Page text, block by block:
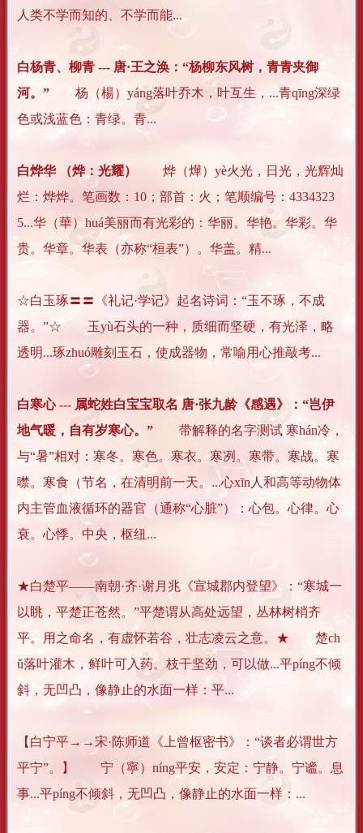
人类不学而知的、不学而能...
白杨青、柳青 --- 唐·王之涣：“杨柳东风树，青青夹御
河。” 杨（楊）yáng落叶乔木，叶互生，...青qīng深绿
色或浅蓝色：青绿。青...
白烨华 （烨：光耀）
烨（燁）yè火光，日光，光辉灿
烂：烨烨。笔画数：10；部首：火；笔顺编号：4334323
5...华（華）huá美丽而有光彩的：华丽。华艳。华彩。华
贵。华章。华表（亦称“桓表”）。华盖。精...
☆白玉琢〓〓《礼记·学记》起名诗词：“玉不琢，不成
器。”☆ 玉yù石头的一种，质细而坚硬，有光泽，略
透明...琢zhuó雕刻玉石，使成器物，常喻用心推敲考...
白寒心 --- 属蛇姓白宝宝取名 唐·张九龄《感遇》：“岂伊
地气暖，自有岁寒心。” 带解释的名字测试 寒hán冷，
与“暑”相对：寒冬。寒色。寒衣。寒冽。寒带。寒战。寒
噤。寒食（节名，在清明前一天。...心xīn人和高等动物体
内主管血液循环的器官（通称“心脏”）：心包。心律。心
衰。心悸。中央，枢纽...
★白楚平——南朝·齐·谢月兆《宣城郡内登望》：“寒城一
以眺，平楚正苍然。”平楚谓从高处远望，丛林树梢齐
平。用之命名，有虚怀若谷，壮志凌云之意。★ 楚ch
ǔ落叶灌木，鲜叶可入药。枝干坚劲，可以做...平píng不倾
斜，无凹凸，像静止的水面一样：平...
【白宁平→→宋·陈师道《上曾枢密书》：“谈者必谓世方
平宁”。】 宁（寧）níng平安，安定：宁静。宁谧。息
事...平píng不倾斜，无凹凸，像静止的水面一样：...